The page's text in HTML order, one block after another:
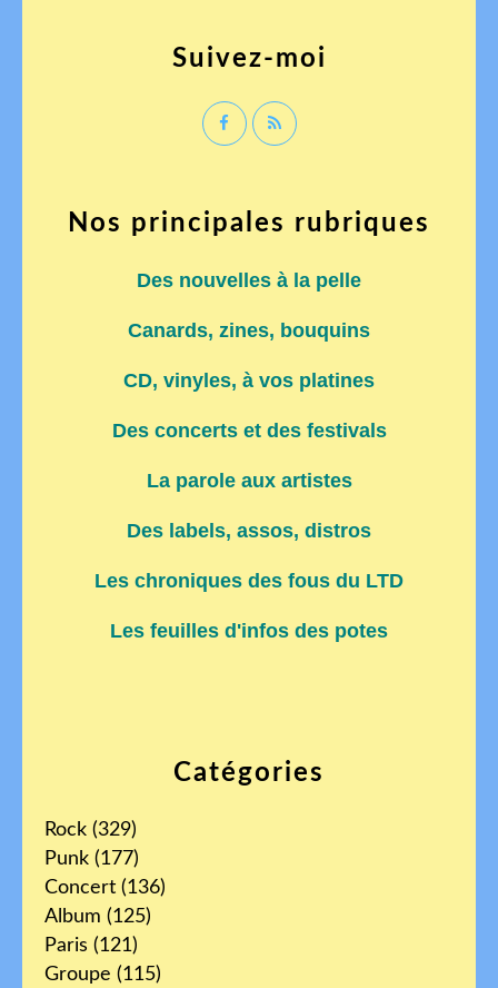
Catégories
Rock (329)
Punk (177)
Concert (136)
Album (125)
Paris (121)
Groupe (115)
Suivez-moi
Nos principales rubriques
Des nouvelles à la pelle
Canards, zines, bouquins
CD, vinyles, à vos platines
Des concerts et des festivals
La parole aux artistes
Des labels, assos, distros
Les chroniques des fous du LTD
Les feuilles d'infos des potes